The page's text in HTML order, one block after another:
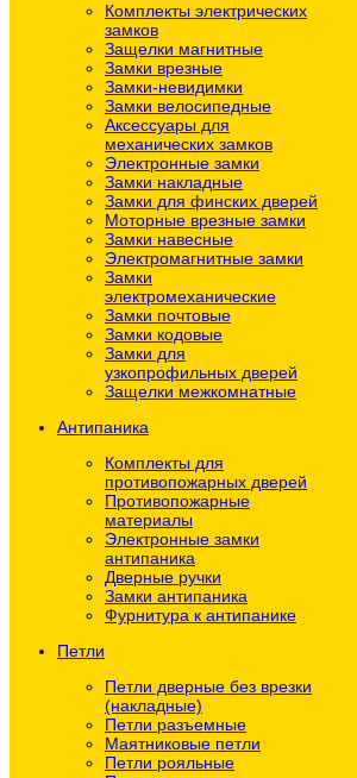
Комплекты электрических
замков
Защелки магнитные
Замки врезные
Замки-невидимки
Замки велосипедные
Аксессуары для
механических замков
Электронные замки
Замки накладные
Замки для финских дверей
Моторные врезные замки
Замки навесные
Электромагнитные замки
Замки
электромеханические
Замки почтовые
Замки кодовые
Замки для
узкопрофильных дверей
Защелки межкомнатные
Антипаника
Комплекты для
противопожарных дверей
Противопожарные
материалы
Электронные замки
антипаника
Дверные ручки
Замки антипаника
Фурнитура к антипанике
Петли
Петли дверные без врезки
(накладные)
Петли разъемные
Маятниковые петли
Петли рояльные